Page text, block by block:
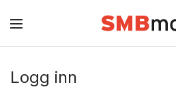
Logg inn